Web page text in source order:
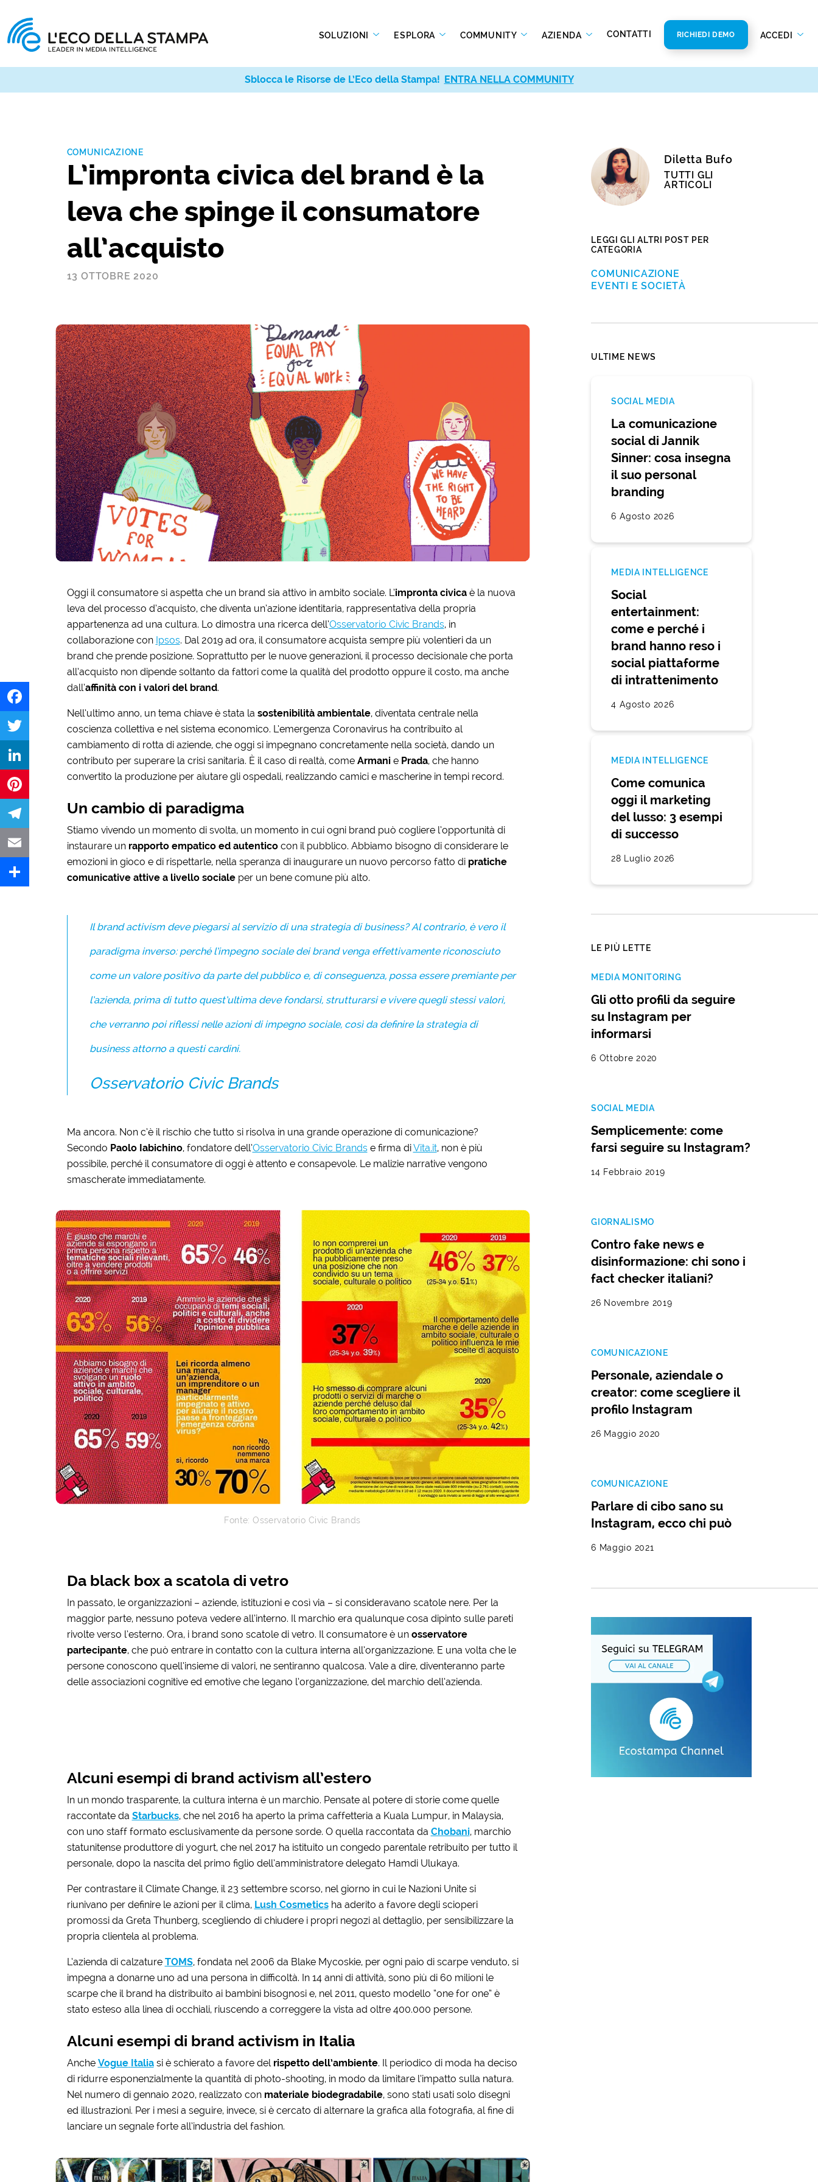
SOLUZIONI ESPLORA COMMUNITY AZIENDA CONTATTI RICHIEDI DEMO ACCEDI
Facebook
Twitter
LinkedIn
Pinterest
Telegram
Email
COMUNICAZIONE
L’impronta civica del brand è la
leva che spinge il consumatore
all’acquisto
13 OTTOBRE 2020
Oggi il consumatore si aspetta che un brand sia attivo in ambito sociale. L’impronta civicaè la nuova
leva del processo d’acquisto, che diventa un’azione identitaria, rappresentativa della propria
appartenenza ad una cultura. Lo dimostra una ricerca dell’Osservatorio Civic Brands, in
collaborazione con Ipsos. Dal 2019 ad ora, il consumatore acquista sempre più volentieri da un
brand che prende posizione. Soprattutto per le nuove generazioni, il processo decisionale che porta
all’acquisto non dipende soltanto da fattori come la qualità del prodotto oppure il costo, ma anche
dall’affinità con i valori del brand.
Nell’ultimo anno, un tema chiave è stata la sostenibilità ambientale, diventata centrale nella
coscienza collettiva e nel sistema economico. L’emergenza Coronavirus ha contribuito al
cambiamento di rotta di aziende, che oggi si impegnano concretamente nella società, dando un
contributo per superare la crisi sanitaria. È il caso di realtà, come Armani e Prada, che hanno
convertito la produzione per aiutare gli ospedali, realizzando camici e mascherine in tempi record.
Un cambio di paradigma
Stiamo vivendo un momento di svolta, un momento in cui ogni brand può cogliere l’opportunità di
instaurare un rapporto empatico ed autenticocon il pubblico. Abbiamo bisogno di considerare le
emozioni in gioco e di rispettarle, nella speranza di inaugurare un nuovo percorso fatto di pratiche
comunicative attive a livello socialeper un bene comune più alto.
Il brand activism deve piegarsi al servizio di una strategia di business? Al contrario, è vero il
paradigma inverso: perché l’impegno sociale dei brand venga effettivamente riconosciuto
come un valore positivo da parte del pubblico e, di conseguenza, possa essere premiante per
l’azienda, prima di tutto quest’ultima deve fondarsi, strutturarsi e vivere quegli stessi valori,
che verranno poi riflessi nelle azioni di impegno sociale, così da definire la strategia di
business attorno a questi cardini.
Osservatorio Civic Brands
Ma ancora. Non c’è il rischio che tutto si risolva in una grande operazione di comunicazione?
Secondo Paolo Iabichino, fondatore dell’Osservatorio Civic Brandse firma diVita.it, non è più
possibile, perché il consumatore di oggi è attento e consapevole. Le malizie narrative vengono
smascherate immediatamente.
Fonte: Osservatorio Civic Brands
Da black box a scatola di vetro
In passato, le organizzazioni – aziende, istituzioni e così via – si consideravano scatole nere. Per la
maggior parte, nessuno poteva vedere all’interno. Il marchio era qualunque cosa dipinto sulle pareti
rivolte verso l’esterno. Ora, i brand sono scatole di vetro. Il consumatore è un osservatore
partecipante, che può entrare in contatto con la cultura interna all’organizzazione. E una volta che le
persone conoscono quell’insieme di valori, ne sentiranno qualcosa. Vale a dire, diventeranno parte
delle associazioni cognitive ed emotive che legano l’organizzazione, del marchio dell’azienda.
Alcuni esempi di brand activism all’estero
In un mondo trasparente, la cultura interna è un marchio. Pensate al potere di storie come quelle
raccontate da Starbucks, che nel 2016 ha aperto la prima caffetteria a Kuala Lumpur, in Malaysia,
con uno staff formato esclusivamente da persone sorde. O quella raccontata da Chobani, marchio
statunitense produttore di yogurt, che nel 2017 ha istituito un congedo parentale retribuito per tutto il
personale, dopo la nascita del primo figlio dell’amministratore delegato Hamdi Ulukaya.
Per contrastare il Climate Change, il 23 settembre scorso, nel giorno in cui le Nazioni Unite si
riunivano per definire le azioni per il clima, Lush Cosmeticsha aderito a favore degli scioperi
promossi da Greta Thunberg, scegliendo di chiudere i propri negozi al dettaglio, per sensibilizzare la
propria clientela al problema.
L’azienda di calzature TOMS, fondata nel 2006 da Blake Mycoskie, per ogni paio di scarpe venduto, si
impegna a donarne uno ad una persona in difficoltà. In 14 anni di attività, sono più di 60 milioni le
scarpe che il brand ha distribuito ai bambini bisognosi e, nel 2011, questo modello “one for one” è
stato esteso alla linea di occhiali, riuscendo a correggere la vista ad oltre 400.000 persone.
Alcuni esempi di brand activism in Italia
Anche Vogue Italia si è schierato a favore del rispetto dell’ambiente. Il periodico di moda ha deciso
di ridurre esponenzialmente la quantità di photo-shooting, in modo da limitare l’impatto sulla natura.
Nel numero di gennaio 2020, realizzato con materiale biodegradabile, sono stati usati solo disegni
ed illustrazioni. Per i mesi a seguire, invece, si è cercato di alternare la grafica alla fotografia, al fine di
lanciare un segnale forte all’industria del fashion.
Diletta Bufo
TUTTI GLI
ARTICOLI
LEGGI GLI ALTRI POST PER
CATEGORIA
COMUNICAZIONE
EVENTI E SOCIETÀ
ULTIME NEWS
SOCIAL MEDIA
La comunicazione
social di Jannik
Sinner: cosa insegna
il suo personal
branding
6 Agosto 2026
MEDIA INTELLIGENCE
Social
entertainment:
come e perché i
brand hanno reso i
social piattaforme
di intrattenimento
4 Agosto 2026
MEDIA INTELLIGENCE
Come comunica
oggi il marketing
del lusso: 3 esempi
di successo
28 Luglio 2026
LE PIÙ LETTE
MEDIA MONITORING
Gli otto profili da seguire
su Instagram per
informarsi
6 Ottobre 2020
SOCIAL MEDIA
Semplicemente: come
farsi seguire su Instagram?
14 Febbraio 2019
GIORNALISMO
Contro fake news e
disinformazione: chi sono i
fact checker italiani?
26 Novembre 2019
COMUNICAZIONE
Personale, aziendale o
creator: come scegliere il
profilo Instagram
26 Maggio 2020
COMUNICAZIONE
Parlare di cibo sano su
Instagram, ecco chi può
6 Maggio 2021
Sblocca le Risorse de L’Eco della Stampa! ENTRA NELLA COMMUNITY